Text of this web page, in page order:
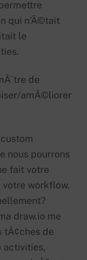
qui n’Ã©tait
le
de
amÃ©liorer
nous pourrons
fait votre
workflow.
draw.io me
de
activities,